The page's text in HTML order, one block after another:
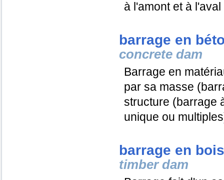
à l'amont et à
barrage en
concrete dam
Barrage en
par sa masse
structure (barrage
unique ou
barrage en bois
timber dam